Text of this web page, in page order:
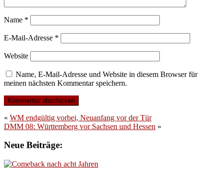
Name *
E-Mail-Adresse *
Website
Name, E-Mail-Adresse und Website in diesem Browser für
meinen nächsten Kommentar speichern.
« WM endgültig vorbei, Neuanfang vor der Tür
DMM 08: Württemberg vor Sachsen und Hessen »
Neue Beiträge: